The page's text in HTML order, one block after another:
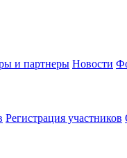
и партнеры Новости
Регистрация участников